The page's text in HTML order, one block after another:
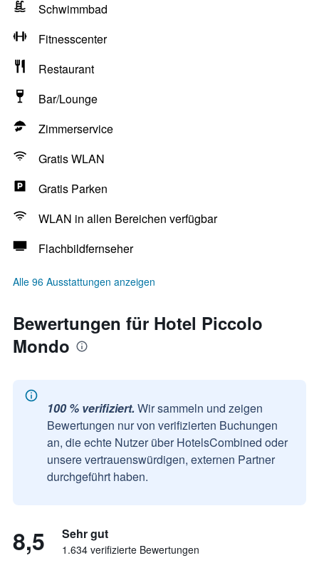
Schwimmbad
Fitnesscenter
Restaurant
Bar/Lounge
Zimmerservice
Gratis WLAN
Gratis Parken
WLAN in allen Bereichen verfügbar
Flachbildfernseher
Alle 96 Ausstattungen anzeigen
Bewertungen für Hotel Piccolo
Mondo
100 % verifiziert. Wir sammeln und zeigen
Bewertungen nur von verifizierten Buchungen
an, die echte Nutzer über HotelsCombined oder
unsere vertrauenswürdigen, externen Partner
durchgeführt haben.
8,5 Sehr gut
1.634 verifizierte Bewertungen